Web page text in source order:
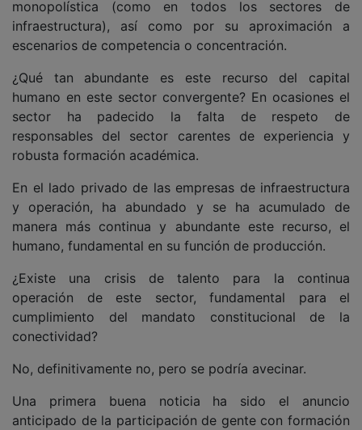
monopolística (como en todos los sectores de
infraestructura), así como por su aproximación a
escenarios de competencia o concentración.
¿Qué tan abundante es este recurso del capital
humano en este sector convergente? En ocasiones el
sector ha padecido la falta de respeto de
responsables del sector carentes de experiencia y
robusta formación académica.
En el lado privado de las empresas de infraestructura
y operación, ha abundado y se ha acumulado de
manera más continua y abundante este recurso, el
humano, fundamental en su función de producción.
¿Existe una crisis de talento para la continua
operación de este sector, fundamental para el
cumplimiento del mandato constitucional de la
conectividad?
No, definitivamente no, pero se podría avecinar.
Una primera buena noticia ha sido el anuncio
anticipado de la participación de gente con formación